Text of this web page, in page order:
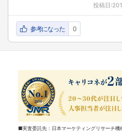
投稿日:
参考になった 0
■実査委託先：日本マーケティングリサーチ